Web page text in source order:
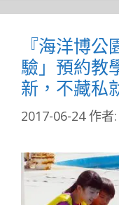
『海洋博
驗」預約教
新，不藏私
2017-06-24 作者: